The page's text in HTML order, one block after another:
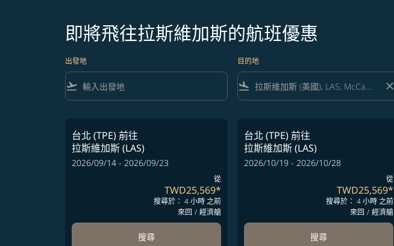
即將飛往拉斯維加斯的航班優惠
出發地
flight_takeoff
目的地
flight_land close
台北 (TPE)前往
拉斯維加斯 (LAS)
2026/09/14 - 2026/09/23
從
TWD25,569*
搜尋於： 4 小時 之前
來回 / 經濟艙
搜尋
台北 (TPE)前往
拉斯維加斯 (LAS)
2026/10/19 - 2026/10/28
從
TWD25,569*
搜尋於： 4 小時 之前
來回 / 經濟艙
搜尋